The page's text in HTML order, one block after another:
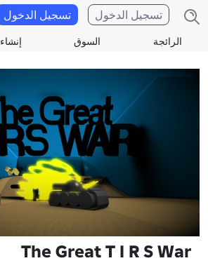
الرائجة السوق إنشاء
تسجيل الدخول تسجيل الدخول
The Great T I R S War